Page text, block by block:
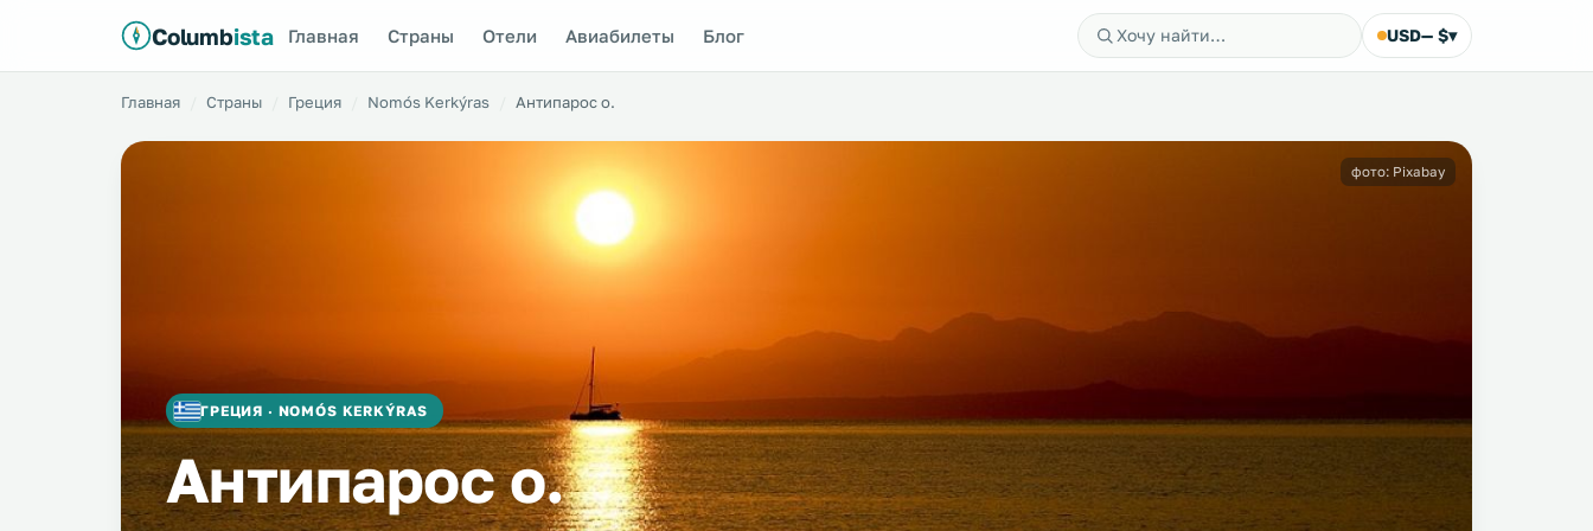
Columbista Главная Страны Отели Авиабилеты Блог USD— $▾
Главная Страны Греция Nomós Kerkýras Антипарос о.
ГРЕЦИЯ · NOMÓS KERKÝRAS
Антипарос о.
фото: Pixabay